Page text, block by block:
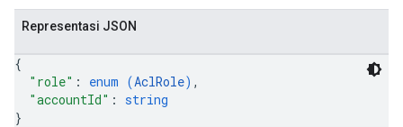
Representasi JSON
{
"role" : enum (AclRole) ,
"accountId" : string
}